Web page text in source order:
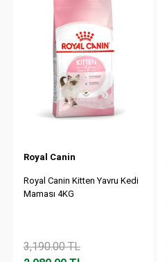
Royal Canin
Royal Canin Kitten Yavru Kedi
Maması 4KG
3,190.00TL